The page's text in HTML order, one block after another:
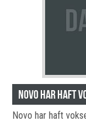
Novo har haft
Novo har haft